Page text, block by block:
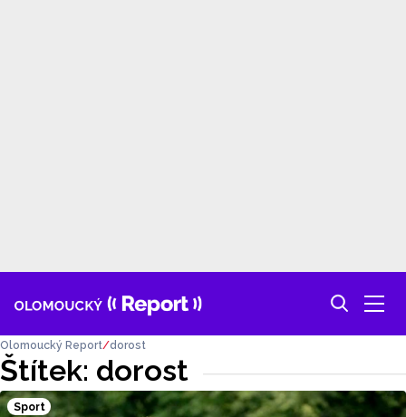
Štítek: dorost
Olomoucký Report dorost
Sport